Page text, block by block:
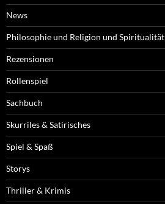
News
Philosophie und Religion und Spiritualität
Rezensionen
Rollenspiel
Sachbuch
Skurriles & Satirisches
Spiel & Spaß
Storys
Thriller & Krimis